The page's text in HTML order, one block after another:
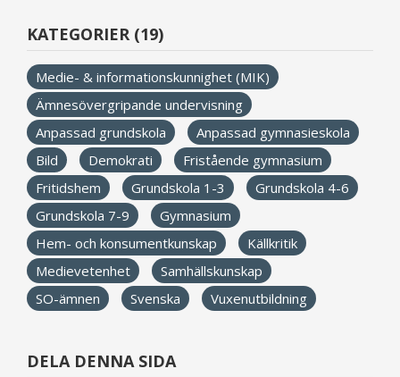
KATEGORIER (19)
Medie- & informationskunnighet (MIK)
Ämnesövergripande undervisning
Anpassad grundskola
Anpassad gymnasieskola
Bild
Demokrati
Fristående gymnasium
Fritidshem
Grundskola 1-3
Grundskola 4-6
Grundskola 7-9
Gymnasium
Hem- och konsumentkunskap
Källkritik
Medievetenhet
Samhällskunskap
SO-ämnen
Svenska Vuxenutbildning
DELA DENNA SIDA